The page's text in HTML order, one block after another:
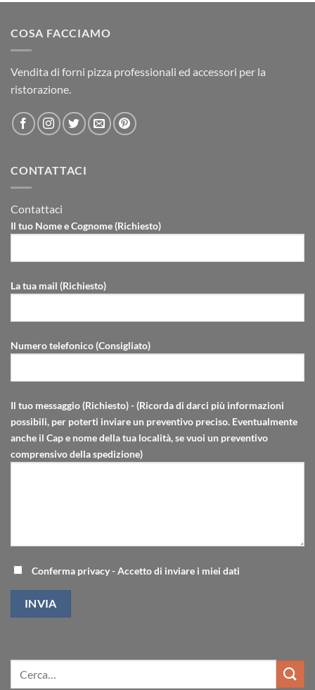
COSA FACCIAMO
Vendita di forni pizza professionali ed accessori per la
ristorazione.
CONTATTACI
Contattaci
Il tuo Nome e Cognome (Richiesto)
La tua mail (Richiesto)
Numero telefonico (Consigliato)
Il tuo messaggio (Richiesto) - (Ricorda di darci più informazioni
possibili, per poterti inviare un preventivo preciso. Eventualmente
anche il Cap e nome della tua località, se vuoi un preventivo
comprensivo della spedizione)
Conferma privacy - Accetto di inviare i miei dati